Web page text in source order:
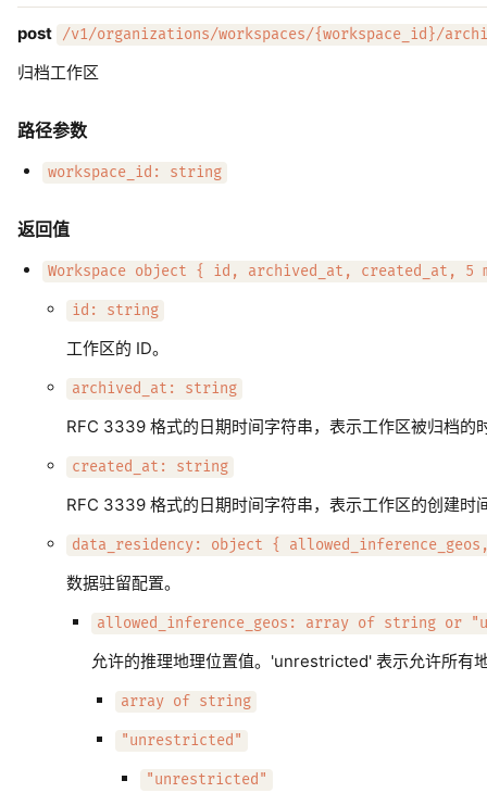
post /v1/organizations/workspaces/{workspace_id}/
归档工作区
路径参数
workspace_id: string
返回值
Workspace object { id, archived_at, created_at, 5
id: string
工作区的 ID。
archived_at: string
RFC 3339 格式的日期时间字符串，表示工作区被归档的
created_at: string
RFC 3339 格式的日期时间字符串，表示工作区的创建时
data_residency: object {
数据驻留配置。
allowed_inference_geos: array of string or
允许的推理地理位置值。'unrestricted' 表示允许所有
array of string
"unrestricted"
"unrestricted"